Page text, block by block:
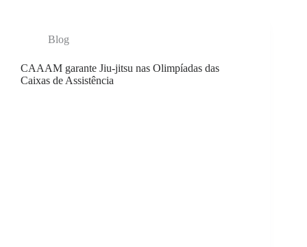
Blog
CAAAM garante Jiu-jitsu nas Olimpíadas das
Caixas de Assistência